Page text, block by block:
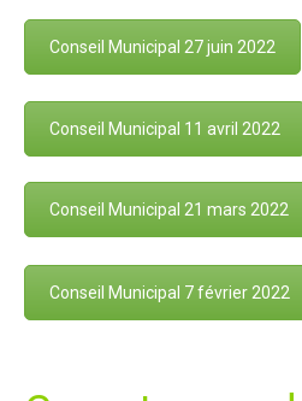
Conseil Municipal 27 juin 2022
Conseil Municipal 11 avril 2022
Conseil Municipal 21 mars 2022
Conseil Municipal 7 février 2022